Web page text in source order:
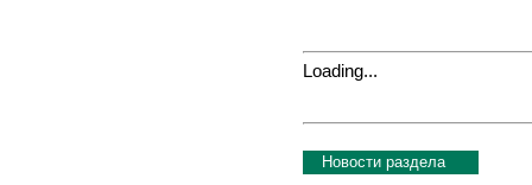
Loading...
Новости раздела